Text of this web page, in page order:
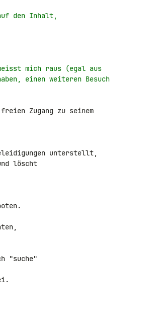
den Inhalt,
mich raus (egal aus
einen weiteren Besuch
Zugang zu seinem
unterstellt,
löscht
"suche"